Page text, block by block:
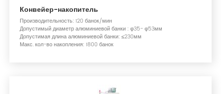
Конвейер-накопитель
Производительность: 120 банок/мин
Допустимый диаметр алюминиевой банки : φ35- φ53мм
Допустимая длина алюминиевой банки: ≤230мм
Макс. кол-во накопления: 1800 банок